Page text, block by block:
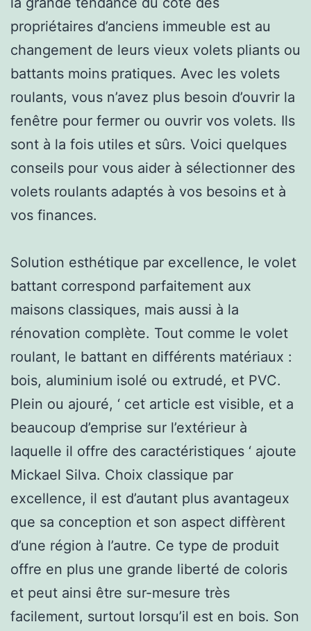
propriétaires d’anciens immeuble est au
changement de leurs vieux volets pliants ou
battants moins pratiques. Avec les volets
roulants, vous n’avez plus besoin d’ouvrir la
fenêtre pour fermer ou ouvrir vos volets. Ils
sont à la fois utiles et sûrs. Voici quelques
conseils pour vous aider à sélectionner des
volets roulants adaptés à vos besoins et à
vos finances.
Solution esthétique par excellence, le volet
battant correspond parfaitement aux
maisons classiques, mais aussi à la
rénovation complète. Tout comme le volet
roulant, le battant en différents matériaux :
bois, aluminium isolé ou extrudé, et PVC.
Plein ou ajouré, ‘ cet article est visible, et a
beaucoup d’emprise sur l’extérieur à
laquelle il offre des caractéristiques ‘ ajoute
Mickael Silva. Choix classique par
excellence, il est d’autant plus avantageux
que sa conception et son aspect diffèrent
d’une région à l’autre. Ce type de produit
offre en plus une grande liberté de coloris
et peut ainsi être sur-mesure très
facilement, surtout lorsqu’il est en bois. Son